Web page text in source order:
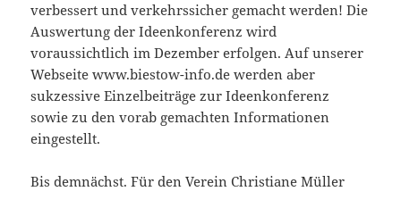
verbessert und verkehrssicher gemacht werden! Die
Auswertung der Ideenkonferenz wird
voraussichtlich im Dezember erfolgen. Auf unserer
Webseite www.biestow-info.de werden aber
sukzessive Einzelbeiträge zur Ideenkonferenz
sowie zu den vorab gemachten Informationen
eingestellt.
Bis demnächst. Für den Verein Christiane Müller